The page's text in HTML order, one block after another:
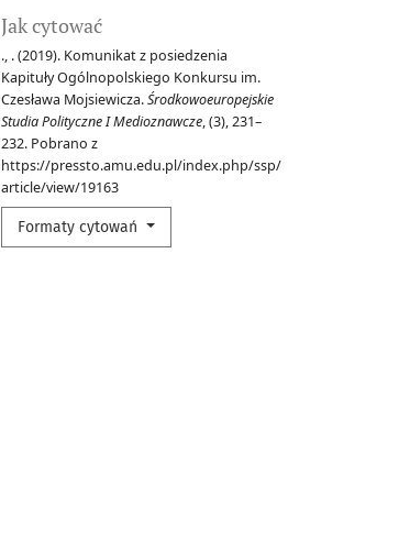
Jak cytować
., . (2019). Komunikat z posiedzenia
Kapituły Ogólnopolskiego Konkursu im.
Czesława Mojsiewicza.Środkowoeuropejskie
Studia Polityczne I Medioznawcze, (3), 231–
232. Pobrano z
https://pressto.amu.edu.pl/index.php/ssp/
article/view/19163
Formaty cytowań